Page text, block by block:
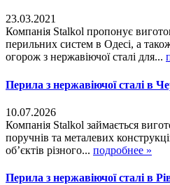
23.03.2021
Компанія Stalkol пропонує
перильних систем в Одесі, а
огорож з нержавіючої сталі для...
Перила з нержавіючої сталі в
10.07.2026
Компанія Stalkol займається
поручнів та металевих
об’єктів різного... подробнее »
Перила з нержавіючої сталі в